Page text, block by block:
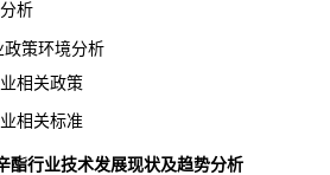
析
策环境分析
关政策
关标准
酯行业技术发展现状及趋势分析